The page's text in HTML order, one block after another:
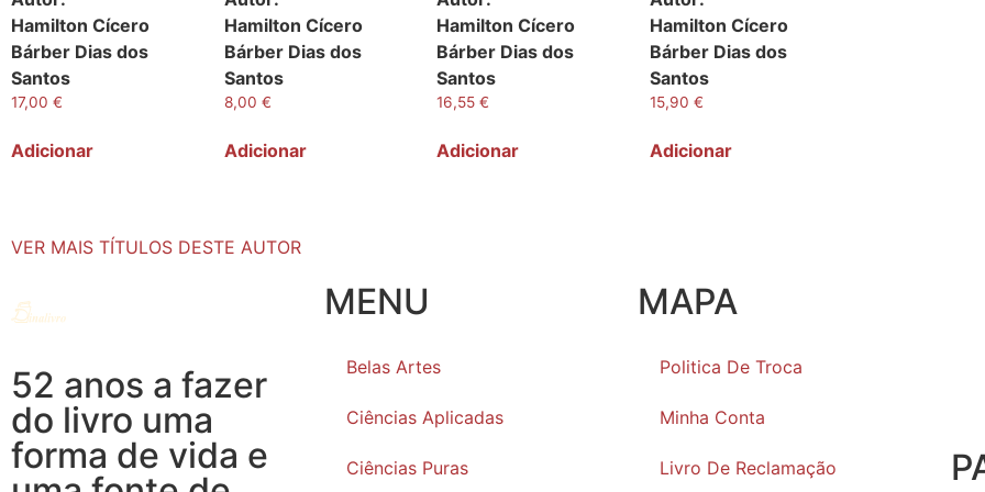
Hamilton Cícero
Bárber Dias dos
Santos
17,00 €
Adicionar
Hamilton Cícero
Bárber Dias dos
Santos
8,00 €
Adicionar
Hamilton Cícero
Bárber Dias dos
Santos
16,55€
Adicionar
Hamilton Cícero
Bárber Dias dos
Santos
15,90€
Adicionar
VER MAIS TÍTULOS DESTE AUTOR
52 anos a fazer
do livro uma
forma de vida e
MENU
Belas Artes
Ciências Aplicadas
Ciências Puras
MAPA
Politica De Troca
Minha Conta
Livro De Reclamação